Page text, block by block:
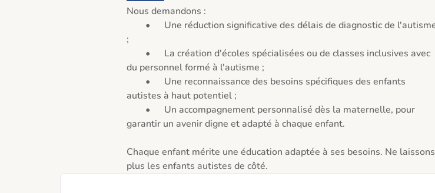
Nous demandons :
;
du personnel formé à l'autisme ;
autistes à haut potentiel ;
garantir un avenir digne et adapté à chaque enfant.
Chaque enfant mérite une éducation adaptée à ses besoins. Ne laissons
plus les enfants autistes de côté.